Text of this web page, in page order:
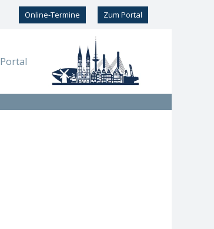
Online-Termine Zum Portal
Portal